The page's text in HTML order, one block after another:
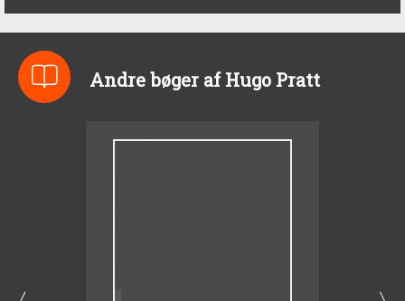
Andre bøger af Hugo Pratt